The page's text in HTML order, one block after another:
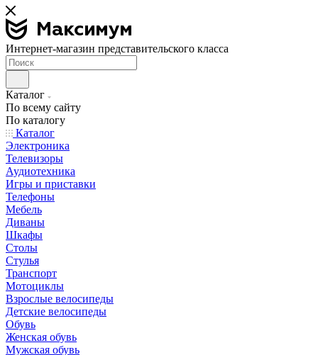
Интернет-магазин представительского класса
Каталог
По всему сайту
По каталогу
Каталог
Электроника
Телевизоры
Аудиотехника
Игры и приставки
Телефоны
Мебель
Диваны
Шкафы
Столы
Стулья
Транспорт
Мотоциклы
Взрослые велосипеды
Детские велосипеды
Обувь
Женская обувь
Мужская обувь